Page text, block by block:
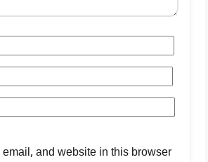
and website in this browser